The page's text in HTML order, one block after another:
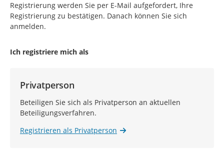
Registrierung werden Sie per E-Mail aufgefordert, Ihre
Registrierung zu bestätigen. Danach können Sie sich
anmelden.
Ich registriere mich als
Privatperson
Beteiligen Sie sich als Privatperson an aktuellen
Beteiligungsverfahren.
Registrieren als Privatperson